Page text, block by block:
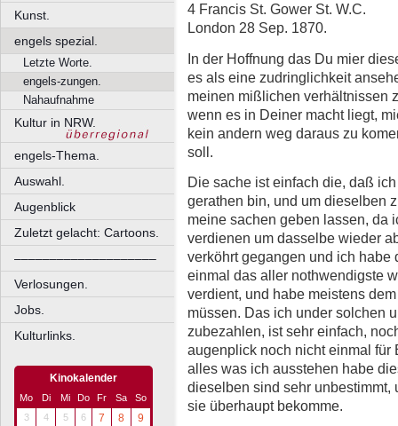
Kunst.
engels spezial.
Letzte Worte.
engels-zungen.
Nahaufnahme
Kultur in NRW.
engels-Thema.
Auswahl.
Augenblick
Zuletzt gelacht: Cartoons.
––––––––––––––––––––
Verlosungen.
Jobs.
Kulturlinks.
Kinokalender
Mo Di Mi Do Fr Sa
So
3
4 5 6 7 8
9
4 Francis St. Gower St. W.C.
London 28 Sep. 1870.
In der Hoffnung das Du mier
es als eine zudringlichkeit
meinen mißlichen verhältnissen
wenn es in Deiner macht liegt,
kein andern weg daraus zu
soll.
Die sache ist einfach die, daß
gerathen bin, und um dieselben
meine sachen geben lassen, da
verdienen um dasselbe wieder
verköhrt gegangen und ich habe
einmal das aller nothwendigste
verdient, und habe meistens
müssen. Das ich under solchen
zubezahlen, ist sehr einfach,
augenplick noch nicht einmal
alles was ich ausstehen habe
dieselben sind sehr unbestimmt,
sie überhaupt bekomme.